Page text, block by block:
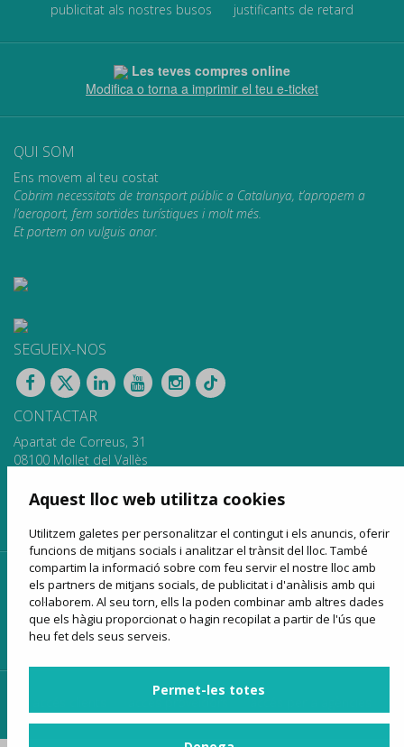
Aquest lloc web utilitza cookies
Utilitzem galetes per personalitzar el contingut i els anuncis, oferir
funcions de mitjans socials i analitzar el trànsit del lloc. També
compartim la informació sobre com feu servir el nostre lloc amb
els partners de mitjans socials, de publicitat i d'anàlisis amb qui
col·laborem. Al seu torn, ells la poden combinar amb altres dades
que els hàgiu proporcionat o hagin recopilat a partir de l'ús que
heu fet dels seus serveis.
Permet-les totes
publicitat als nostres busos
justificants de retard
Les teves compres online
Modifica o torna a imprimir el teu e-ticket
QUI SOM
Ens movem al teu costat
Cobrim necessitats de transport públic a Catalunya, t’apropem a
l’aeroport, fem sortides turístiques i molt més.
Et portem on vulguis anar.
SEGUEIX-NOS
CONTACTAR
Apartat de Correus, 31
08100 Mollet del Vallès
www.sagales.com
info@sagales.com
inici qui som fons públics
línies regulars
lloguer d'autocars
turisme venda online
notícies